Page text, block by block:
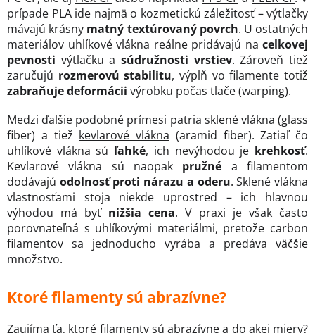
prípade PLA ide najmä o kozmetickú záležitosť – výtlačky
mávajú krásny matný textúrovaný povrch. U ostatných
materiálov uhlíkové vlákna reálne pridávajú na celkovej
pevnosti výtlačku a súdružnosti vrstiev. Zároveň tiež
zaručujú rozmerovú stabilitu, výplň vo filamente totiž
zabraňuje deformácii výrobku počas tlače (warping).
Medzi ďalšie podobné prímesi patria sklené vlákna (glass
fiber) a tiež kevlarové vlákna (aramid fiber). Zatiaľ čo
uhlíkové vlákna sú ľahké, ich nevýhodou je krehkosť.
Kevlarové vlákna sú naopak pružné a filamentom
dodávajú odolnosť proti nárazu a oderu. Sklené vlákna
vlastnosťami stoja niekde uprostred – ich hlavnou
výhodou má byť nižšia cena. V praxi je však často
porovnateľná s uhlíkovými materiálmi, pretože carbon
filamentov sa jednoducho vyrába a predáva väčšie
množstvo.
Ktoré filamenty sú abrazívne?
Zaujíma ťa, ktoré filamenty sú abrazívne a do akej miery?